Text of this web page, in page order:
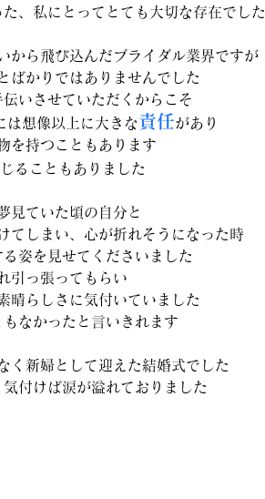
、私にとってとても大切な存在でした
から飛び込んだブライダル業界ですが
ばかりではありませんでした
いさせていただくからこそ
は想像以上に大きな責任があり
を持つこともあります
ることもありました
見ていた頃の自分と
てしまい、心が折れそうになった時
姿を見せてくださいました
引っ張ってもらい
晴らしさに気付いていました
なかったと言いきれます
く新婦として迎えた結婚式でした
付けば涙が溢れておりました